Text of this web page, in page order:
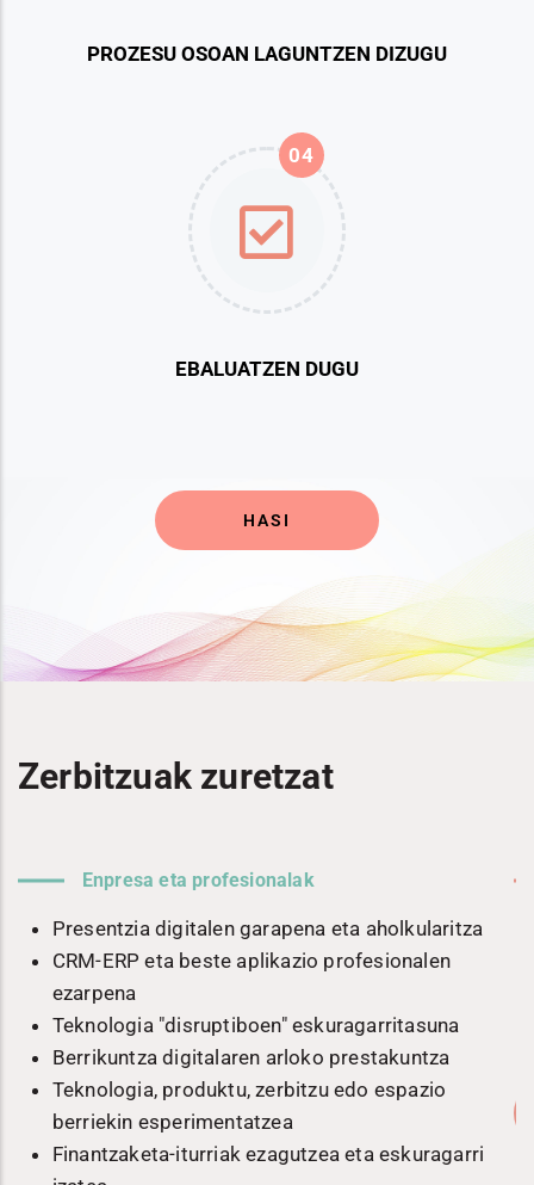
PROZESU OSOAN LAGUNTZEN DIZUGU
04
EBALUATZEN DUGU
HASI
Zerbitzuak zuretzat
Enpresa eta profesionalak
Presentzia digitalen garapena eta aholkularitza
CRM-ERP eta beste aplikazio profesionalen
ezarpena
Teknologia "disruptiboen" eskuragarritasuna
Berrikuntza digitalaren arloko prestakuntza
Teknologia, produktu, zerbitzu edo espazio
berriekin esperimentatzea
Finantzaketa-iturriak ezagutzea eta eskuragarri